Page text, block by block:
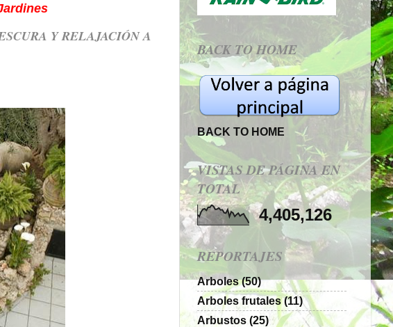
Y RELAJACIÓN A
BACK TO HOME
BACK TO HOME
VISTAS DE PÁGINA EN
TOTAL
4,405,126
REPORTAJES
Arboles (50)
Arboles frutales (11)
Arbustos (25)